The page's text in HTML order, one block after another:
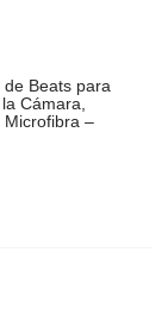
Beats para
Cámara,
–